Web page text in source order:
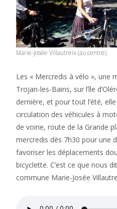
Marie-Josée Villautreix (au centre).
Les « Mercredis à vélo », une
Trojan-les-Bains, sur l’île
dernière, et pour tout l’été,
circulation des véhicules à
de voirie, route de la Grande
mercredis dès 7h30 pour une
favoriser les déplacements
bicyclette. C’est ce que nous
commune Marie-Josée